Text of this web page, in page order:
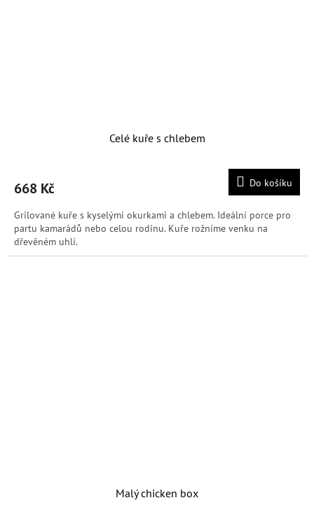
Celé kuře s chlebem
668 Kč Do košíku
Grilované kuře s kyselými okurkami a chlebem. Ideální porce pro
partu kamarádů nebo celou rodinu. Kuře rožníme venku na
dřevěném uhlí.
Malý chicken box